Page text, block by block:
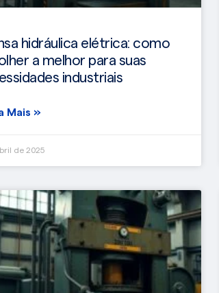
hidráulica elétrica: como
a melhor para suas
industriais
Mais »
de 2025